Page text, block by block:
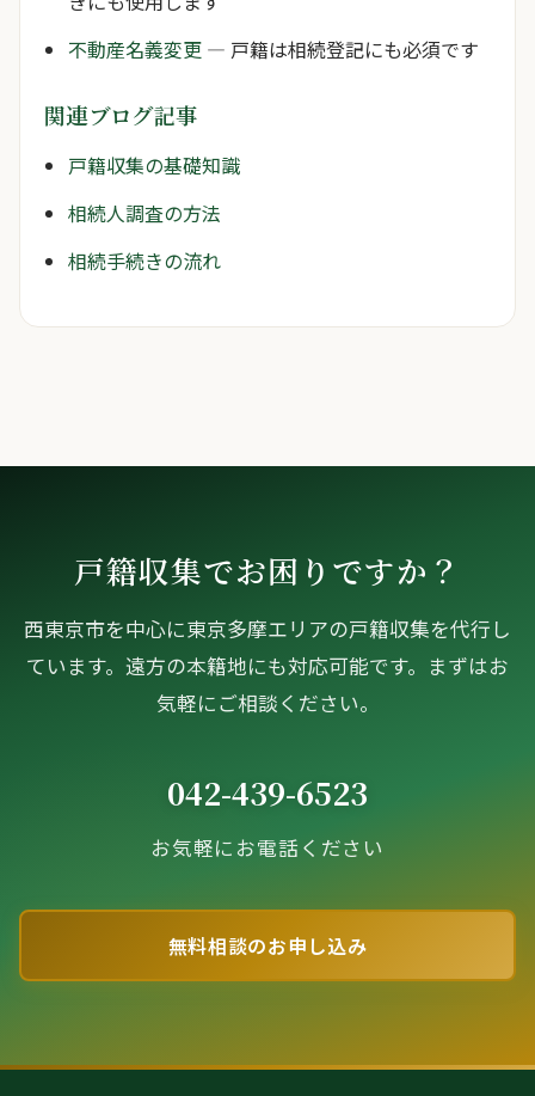
不動産名義変更 — 戸籍は相続登記にも必須です
関連ブログ記事
戸籍収集の基礎知識
相続人調査の方法
相続手続きの流れ
戸籍収集でお困りですか？
西東京市を中心に東京多摩エリアの戸籍収集を代行し
ています。遠方の本籍地にも対応可能です。まずはお
気軽にご相談ください。
042-439-6523
お気軽にお電話ください
無料相談のお申し込み